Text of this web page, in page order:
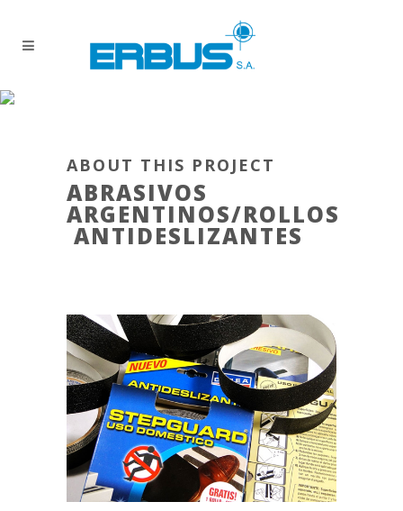
ABOUT THIS PROJECT
ABRASIVOS
ARGENTINOS/ROLLOS
ANTIDESLIZANTES